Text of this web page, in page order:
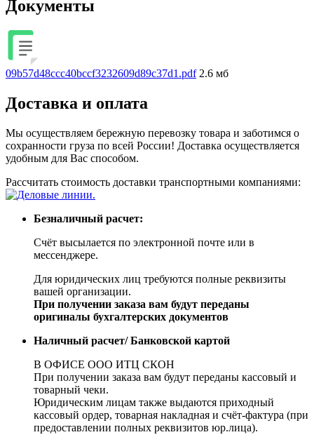
Документы
09b57d48ccc40bccf3232609d89c37d1.pdf 2.6 мб
Доставка и оплата
Мы осуществляем бережную перевозку товара и заботимся о
сохранности груза по всей России! Доставка осуществляется
удобным для Вас способом.
Рассчитать стоимость доставки транспортными компаниями:
Безналичный расчет:
Счёт высылается по электронной почте или в
мессенджере.
Для юридических лиц требуются полные реквизиты
вашей организации.
При получении заказа вам будут переданы
оригиналы бухгалтерских документов
Наличный расчет/ Банковской картой
В ОФИСЕ ООО ИТЦ СКОН
При получении заказа вам будут переданы кассовый и
товарный чеки.
Юридическим лицам также выдаются приходный
кассовый ордер, товарная накладная и счёт-фактура (при
предоставлении полных реквизитов юр.лица).